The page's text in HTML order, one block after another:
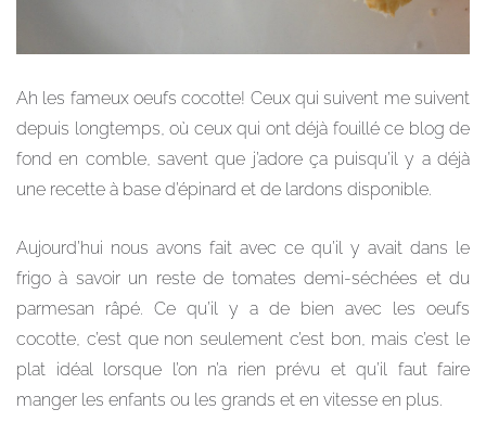
Ah les fameux oeufs cocotte! Ceux qui suivent me suivent
depuis longtemps, où ceux qui ont déjà fouillé ce blog de
fond en comble, savent que j’adore ça puisqu’il y a déjà
une recette à base d’épinard et de lardons disponible.
Aujourd’hui nous avons fait avec ce qu’il y avait dans le
frigo à savoir un reste de tomates demi-séchées et du
parmesan râpé. Ce qu’il y a de bien avec les oeufs
cocotte, c’est que non seulement c’est bon, mais c’est le
plat idéal lorsque l’on n’a rien prévu et qu’il faut faire
manger les enfants ou les grands et en vitesse en plus.